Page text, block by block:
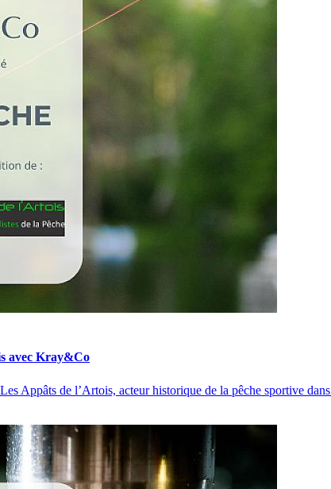
avec Kray&Co
Appâts de l’Artois, acteur historique de la pêche sportive